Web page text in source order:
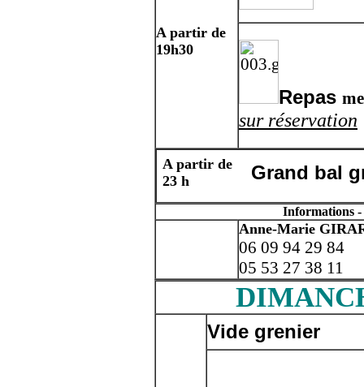
A partir de
19h30
Repas
sur réservation
A partir de
23 h
Grand bal
Informations -
Anne-Marie
06 09 94 29 84
05 53 27 38 11
Vide grenier